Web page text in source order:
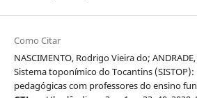
Como Citar
NASCIMENTO, Rodrigo Vieira do;
Sistema toponímico do Tocantins (SISTOP):
pedagógicas com professores do ensino